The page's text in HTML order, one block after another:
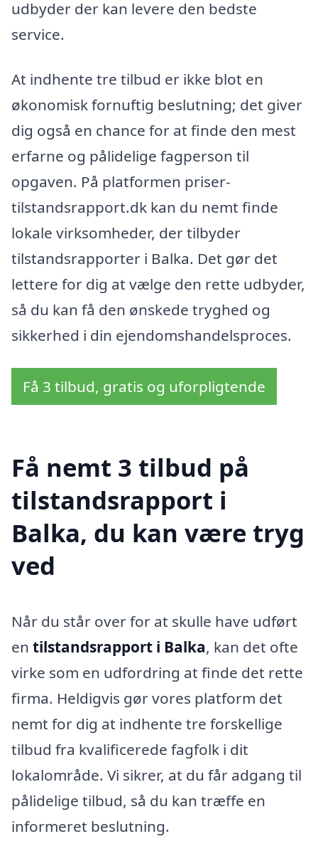
udbyder der kan levere den bedste
service.
At indhente tre tilbud er ikke blot en
økonomisk fornuftig beslutning; det giver
dig også en chance for at finde den mest
erfarne og pålidelige fagperson til
opgaven. På platformen priser-
tilstandsrapport.dk kan du nemt finde
lokale virksomheder, der tilbyder
tilstandsrapporter i Balka. Det gør det
lettere for dig at vælge den rette udbyder,
så du kan få den ønskede tryghed og
sikkerhed i din ejendomshandelsproces.
Få 3 tilbud, gratis og uforpligtende
Få nemt 3 tilbud på
tilstandsrapport i
Balka, du kan være tryg
ved
Når du står over for at skulle have udført
en tilstandsrapport i Balka, kan det ofte
virke som en udfordring at finde det rette
firma. Heldigvis gør vores platform det
nemt for dig at indhente tre forskellige
tilbud fra kvalificerede fagfolk i dit
lokalområde. Vi sikrer, at du får adgang til
pålidelige tilbud, så du kan træffe en
informeret beslutning.